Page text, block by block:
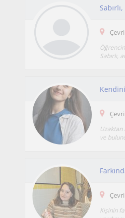
Sabırlı,
Uzaktan
ve
Kişinin